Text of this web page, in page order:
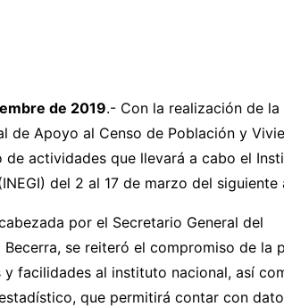
de 2019.- Con la realización de la
de Apoyo al Censo de Población y
actividades que llevará a cabo el
del 2 al 17 de marzo del siguiente
por el Secretario General del
se reiteró el compromiso de la
facilidades al instituto nacional, así
que permitirá contar con